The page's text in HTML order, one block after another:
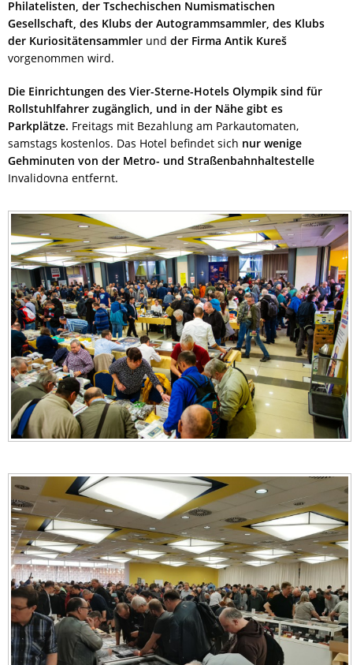
Philatelisten, der Tschechischen Numismatischen
Gesellschaft, des Klubs der Autogrammsammler, des Klubs
der Kuriositätensammler und der Firma Antik Kureš
vorgenommen wird.
Die Einrichtungen des Vier-Sterne-Hotels Olympik sind für
Rollstuhlfahrer zugänglich, und in der Nähe gibt es
Parkplätze. Freitags mit Bezahlung am Parkautomaten,
samstags kostenlos. Das Hotel befindet sich nur wenige
Gehminuten von der Metro- und Straßenbahnhaltestelle
Invalidovna entfernt.